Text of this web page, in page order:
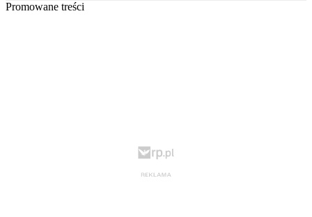
Promowane treści